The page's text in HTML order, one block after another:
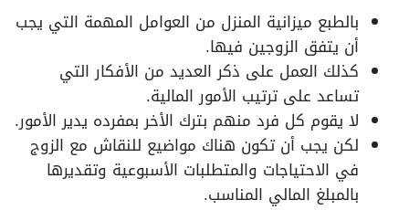
بالطبع ميزانية المنزل من العوامل المهمة التي يجب
أن يتفق الزوجين فيها.
كذلك العمل على ذكر العديد من الأفكار التي
تساعد على ترتيب الأمور المالية.
لا يقوم كل فرد منهم بترك الأخر بمفرده يدير الأمور.
لكن يجب أن تكون هناك مواضيع للنقاش مع الزوج
في الاحتياجات والمتطلبات الأسبوعية وتقديرها
بالمبلغ المالي المناسب.